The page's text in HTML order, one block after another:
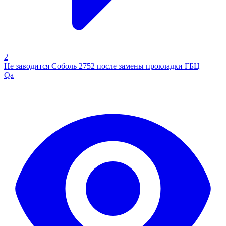
2
Не заводится Соболь 2752 после замены прокладки ГБЦ
Qa